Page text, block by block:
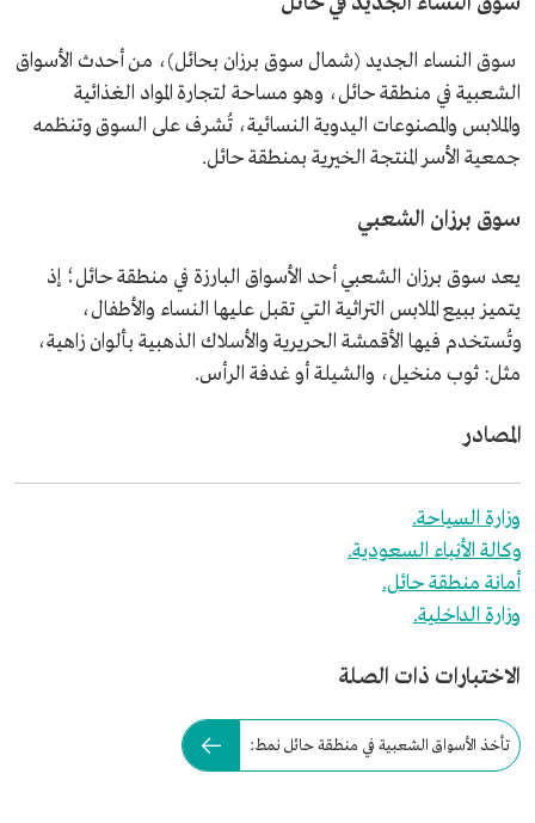
سوق النساء الجديد (شمال سوق برزان بحائل)، من أحدث الأسواق
الشعبية في منطقة حائل، وهو مساحة لتجارة المواد الغذائية
والملابس والمصنوعات اليدوية النسائية، تُشرف على السوق وتنظمه
جمعية الأسر المنتجة الخيرية بمنطقة حائل.
سوق برزان الشعبي
يعد سوق برزان الشعبي أحد الأسواق البارزة في منطقة حائل؛ إذ
يتميز ببيع الملابس التراثية التي تقبل عليها النساء والأطفال،
وتُستخدم فيها الأقمشة الحريرية والأسلاك الذهبية بألوان زاهية،
مثل: ثوب منخيل، والشيلة أو غدفة الرأس.
المصادر
وزارة السياحة.
وكالة الأنباء السعودية.
أمانة منطقة حائل.
وزارة الداخلية.
الاختبارات ذات الصلة
تأخذ الأسواق الشعبية في منطقة حائل نمط: